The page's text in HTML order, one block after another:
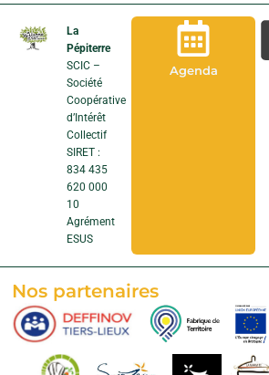
La
Pépiterre
SCIC –
Société
Coopérative
d’Intérêt
Collectif
SIRET :
834 435
620 000
10
Agrément
ESUS
Agenda
Nos partenaires